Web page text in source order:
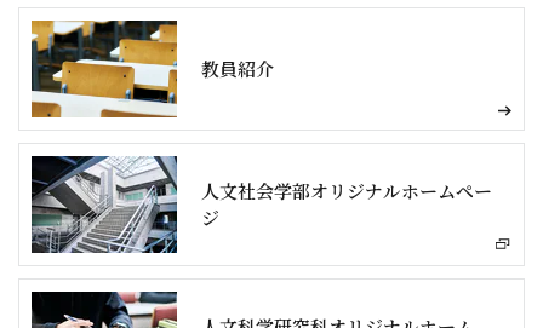
教員紹介
人文社会学部オリジナルホームペー
ジ